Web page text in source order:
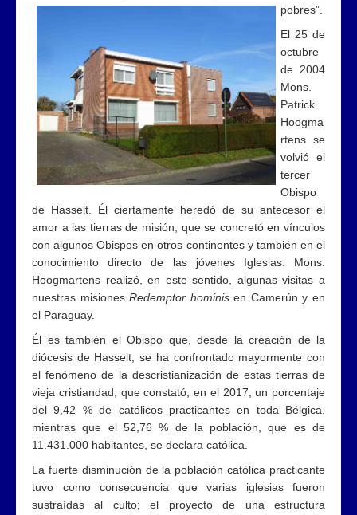
pobres”.
El 25 de
octubre
de 2004
Mons.
Patrick
Hoogma
rtens se
volvió el
tercer
Obispo
de Hasselt. Él ciertamente heredó de su antecesor el
amor a las tierras de misión, que se concretó en vínculos
con algunos Obispos en otros continentes y también en el
conocimiento directo de las jóvenes Iglesias. Mons.
Hoogmartens realizó, en este sentido, algunas visitas a
nuestras misionesRedemptor hominisen Camerún y en
el Paraguay.
Él es también el Obispo que, desde la creación de la
diócesis de Hasselt, se ha confrontado mayormente con
el fenómeno de la descristianización de estas tierras de
vieja cristiandad, que constató, en el 2017, un porcentaje
del 9,42 % de católicos practicantes en toda Bélgica,
mientras que el 52,76 % de la población, que es de
11.431.000 habitantes, se declara católica.
La fuerte disminución de la población católica practicante
tuvo como consecuencia que varias iglesias fueron
sustraídas al culto; el proyecto de una estructura